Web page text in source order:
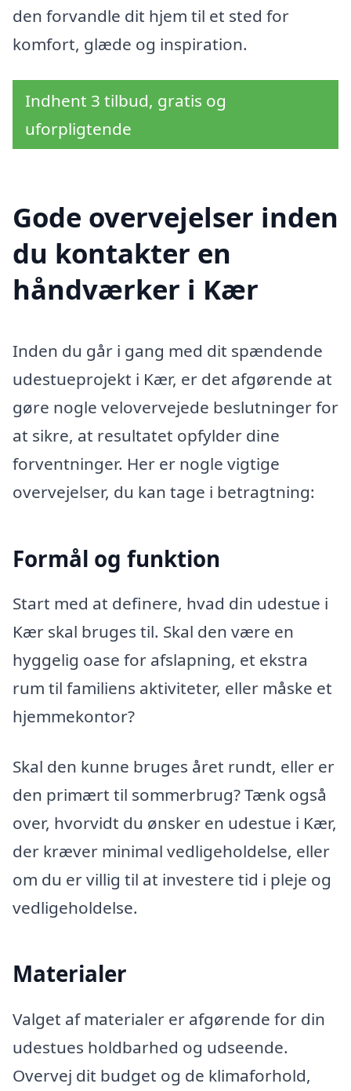
den forvandle dit hjem til et sted for
komfort, glæde og inspiration.
Indhent 3 tilbud, gratis og
uforpligtende
Gode overvejelser inden
du kontakter en
håndværker i Kær
Inden du går i gang med dit spændende
udestueprojekt i Kær, er det afgørende at
gøre nogle velovervejede beslutninger for
at sikre, at resultatet opfylder dine
forventninger. Her er nogle vigtige
overvejelser, du kan tage i betragtning:
Formål og funktion
Start med at definere, hvad din udestue i
Kær skal bruges til. Skal den være en
hyggelig oase for afslapning, et ekstra
rum til familiens aktiviteter, eller måske et
hjemmekontor?
Skal den kunne bruges året rundt, eller er
den primært til sommerbrug? Tænk også
over, hvorvidt du ønsker en udestue i Kær,
der kræver minimal vedligeholdelse, eller
om du er villig til at investere tid i pleje og
vedligeholdelse.
Materialer
Valget af materialer er afgørende for din
udestues holdbarhed og udseende.
Overvej dit budget og de klimaforhold,